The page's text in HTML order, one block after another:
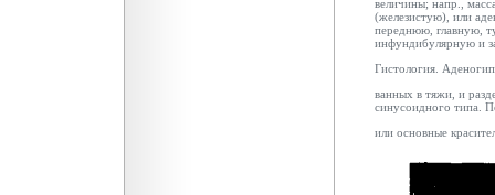
величины; напр.,
(железистую), или
переднюю, главную,
инфундибулярную и
Гистология.
ванных в тяжи, и
синусоидного типа.
или основные